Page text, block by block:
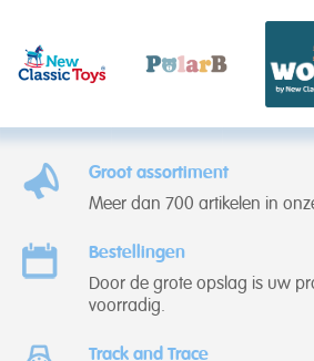
Groot assortiment
Meer dan 700 artikelen in
Bestellingen
Door de grote opslag is uw
voorradig.
Track and Trace